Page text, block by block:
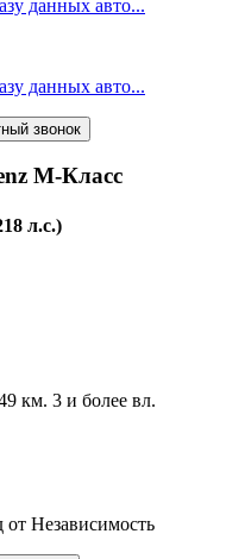
данных авто...
данных авто...
звонок
M-Класс
л.с.)
км. 3 и более вл.
от Независимость